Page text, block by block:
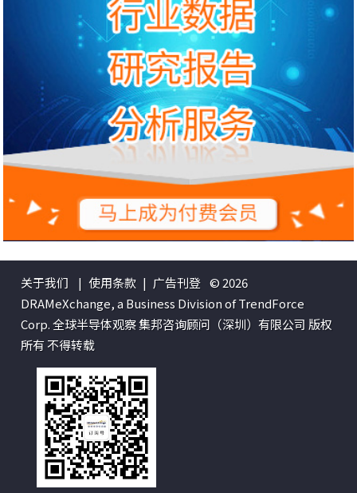
关于我们 | 使用条款 | 广告刊登 © 2026
DRAMeXchange, a Business Division of TrendForce
Corp. 全球半导体观察 集邦咨询顾问（深圳）有限公司 版权
所有 不得转载